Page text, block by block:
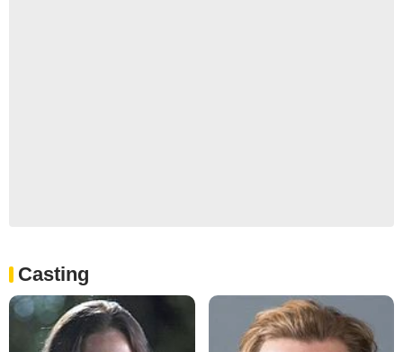
Casting